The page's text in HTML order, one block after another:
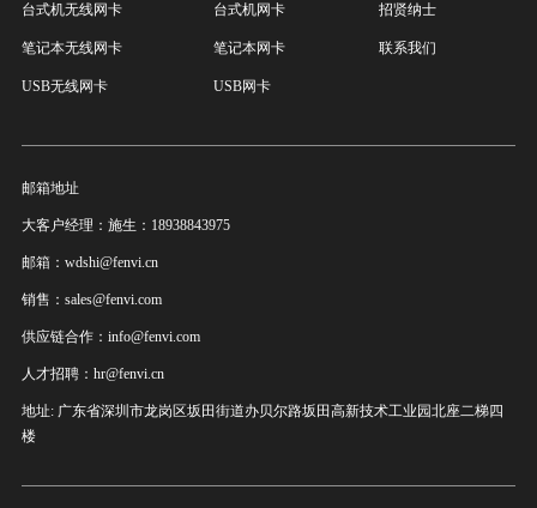
台式机无线网卡
笔记本无线网卡
USB无线网卡
台式机网卡
笔记本网卡
USB网卡
招贤纳士
联系我们
邮箱地址
大客户经理：施生：18938843975
邮箱：wdshi@fenvi.cn
销售：sales@fenvi.com
供应链合作：info@fenvi.com
人才招聘：hr@fenvi.cn
地址: 广东省深圳市龙岗区坂田街道办贝尔路坂田高新技术工业园北座二梯四
楼